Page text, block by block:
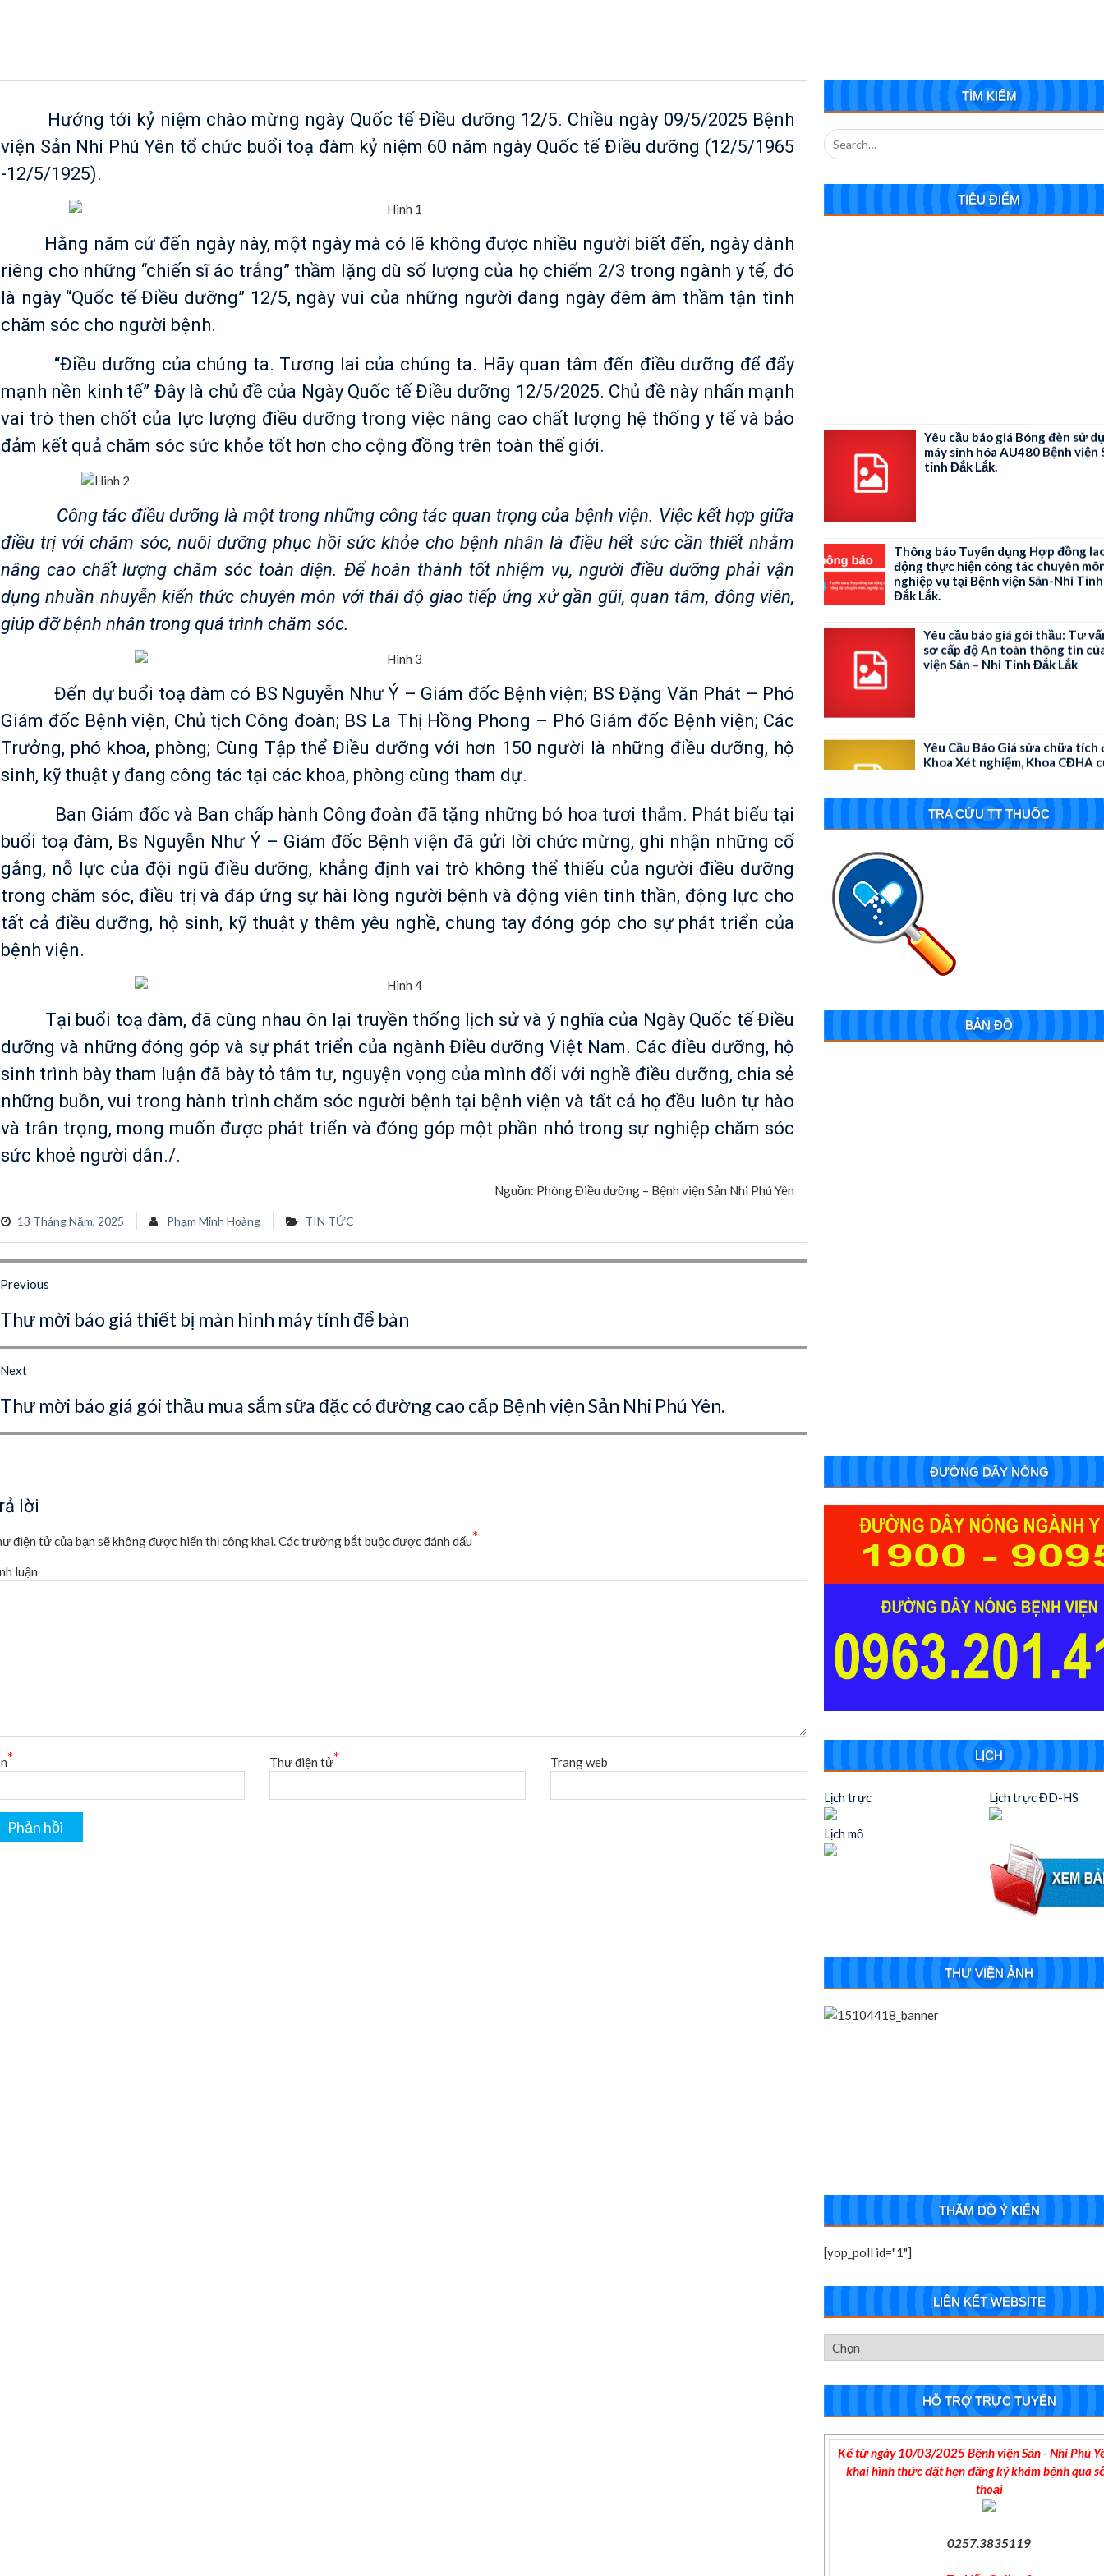
Hướng tới kỷ niệm chào mừng ngày Quốc tế Điều dưỡng 12/5. Chiều ngày 09/5/2025 Bệnh
viện Sản Nhi Phú Yên tổ chức buổi toạ đàm kỷ niệm 60 năm ngày Quốc tế Điều dưỡng (12/5/1965
-12/5/1925).
Hằng năm cứ đến ngày này, một ngày mà có lẽ không được nhiều người biết đến, ngày dành
riêng cho những “chiến sĩ áo trắng” thầm lặng dù số lượng của họ chiếm 2/3 trong ngành y tế, đó
là ngày “Quốc tế Điều dưỡng” 12/5, ngày vui của những người đang ngày đêm âm thầm tận tình
chăm sóc cho người bệnh.
“Điều dưỡng của chúng ta. Tương lai của chúng ta. Hãy quan tâm đến điều dưỡng để đẩy
mạnh nền kinh tế” Đây là chủ đề của Ngày Quốc tế Điều dưỡng 12/5/2025. Chủ đề này nhấn mạnh
vai trò then chốt của lực lượng điều dưỡng trong việc nâng cao chất lượng hệ thống y tế và bảo
đảm kết quả chăm sóc sức khỏe tốt hơn cho cộng đồng trên toàn thế giới.
Công tác điều dưỡng là một trong những công tác quan trọng của bệnh viện. Việc kết hợp giữa
điều trị với chăm sóc, nuôi dưỡng phục hồi sức khỏe cho bệnh nhân là điều hết sức cần thiết nhằm
nâng cao chất lượng chăm sóc toàn diện. Để hoàn thành tốt nhiệm vụ, người điều dưỡng phải vận
dụng nhuần nhuyễn kiến thức chuyên môn với thái độ giao tiếp ứng xử gần gũi, quan tâm, động viên,
giúp đỡ bệnh nhân trong quá trình chăm sóc.
Đến dự buổi toạ đàm có BS Nguyễn Như Ý – Giám đốc Bệnh viện; BS Đặng Văn Phát – Phó
Giám đốc Bệnh viện, Chủ tịch Công đoàn; BS La Thị Hồng Phong – Phó Giám đốc Bệnh viện; Các
Trưởng, phó khoa, phòng; Cùng Tập thể Điều dưỡng với hơn 150 người là những điều dưỡng, hộ
sinh, kỹ thuật y đang công tác tại các khoa, phòng cùng tham dự.
Ban Giám đốc và Ban chấp hành Công đoàn đã tặng những bó hoa tươi thắm. Phát biểu tại
buổi toạ đàm, Bs Nguyễn Như Ý – Giám đốc Bệnh viện đã gửi lời chức mừng, ghi nhận những cố
gắng, nỗ lực của đội ngũ điều dưỡng, khẳng định vai trò không thể thiếu của người điều dưỡng
trong chăm sóc, điều trị và đáp ứng sự hài lòng người bệnh và động viên tinh thần, động lực cho
tất cả điều dưỡng, hộ sinh, kỹ thuật y thêm yêu nghề, chung tay đóng góp cho sự phát triển của
bệnh viện.
Tại buổi toạ đàm, đã cùng nhau ôn lại truyền thống lịch sử và ý nghĩa của Ngày Quốc tế Điều
dưỡng và những đóng góp và sự phát triển của ngành Điều dưỡng Việt Nam. Các điều dưỡng, hộ
sinh trình bày tham luận đã bày tỏ tâm tư, nguyện vọng của mình đối với nghề điều dưỡng, chia sẻ
những buồn, vui trong hành trình chăm sóc người bệnh tại bệnh viện và tất cả họ đều luôn tự hào
và trân trọng, mong muốn được phát triển và đóng góp một phần nhỏ trong sự nghiệp chăm sóc
sức khoẻ người dân./.
Nguồn: Phòng Điều dưỡng – Bệnh viện Sản Nhi Phú Yên
13 Tháng Năm, 2025 Phạm Minh Hoàng TIN TỨC
Previous
post:
Thư mời báo giá thiết bị màn hình máy tính để bàn
Next
post:
Thư mời báo giá gói thầu mua sắm sữa đặc có đường cao cấp Bệnh viện Sản Nhi Phú Yên.
lời
điện tử của bạn sẽ không được hiển thị công khai.Các trường bắt buộc được đánh dấu*
luận
* Thư điện tử* Trang web
TÌM KIẾM
Search
for:
TIÊU ĐIỂM
nghiệp vụ tại Bệnh viện Sản-Nhi Tỉnh
Yêu cầu báo giá gói thầu: Tư
sơ cấp độ An toàn thông tin
viện Sản – Nhi Tỉnh Đắk Lắk
Yêu cầu báo giá gói thầu mua
cụ thông thường cho các
Bệnh viện Sản-Nhi tỉnh Đắk Lắk
TRA CỨU TT THUỐC
BẢN ĐỒ
ĐƯỜNG DÂY NÓNG
LỊCH
Lịch trực Lịch trực ĐD-HS
Lịch mổ
THƯ VIỆN ẢNH
THĂM DÒ Ý KIẾN
[yop_poll id="1"]
LIÊN KẾT WEBSITE
HỖ TRỢ TRỰC TUYẾN
Kể từ ngày 10/03/2025 Bệnh viện Sản - Nhi Phú
khai hình thức đặt hẹn đăng ký khám bệnh qua
thoại
0257.3835119